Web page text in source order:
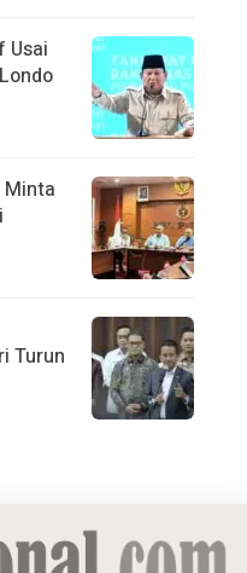
Usai
Minta
Turun